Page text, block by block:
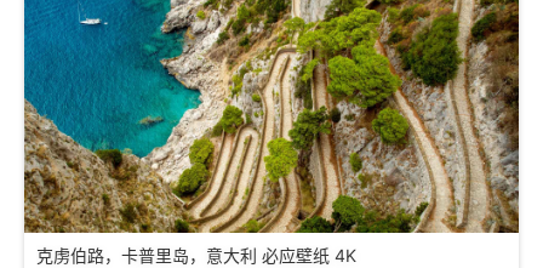
克虏伯路，卡普里岛，意大利 必应壁纸 4K